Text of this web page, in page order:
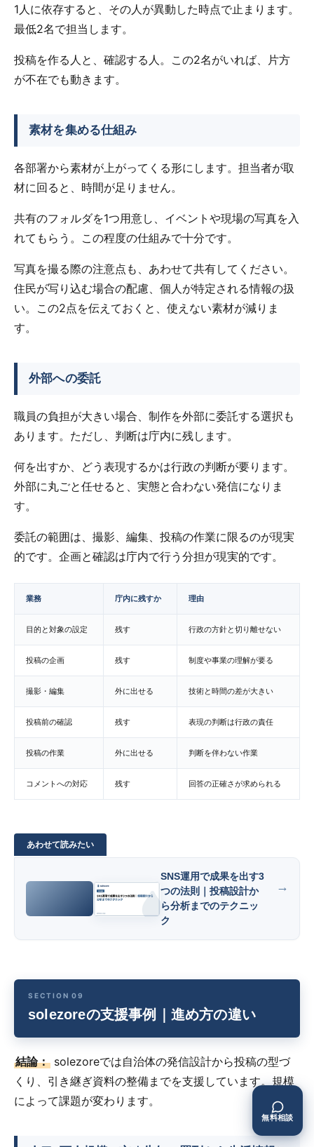
1人に依存すると、その人が異動した時点で止まります。
最低2名で担当します。
投稿を作る人と、確認する人。この2名がいれば、片方
が不在でも動きます。
素材を集める仕組み
各部署から素材が上がってくる形にします。担当者が取
材に回ると、時間が足りません。
共有のフォルダを1つ用意し、イベントや現場の写真を入
れてもらう。この程度の仕組みで十分です。
写真を撮る際の注意点も、あわせて共有してください。
住民が写り込む場合の配慮、個人が特定される情報の扱
い。この2点を伝えておくと、使えない素材が減りま
す。
外部への委託
職員の負担が大きい場合、制作を外部に委託する選択も
あります。ただし、判断は庁内に残します。
何を出すか、どう表現するかは行政の判断が要ります。
外部に丸ごと任せると、実態と合わない発信になりま
す。
委託の範囲は、撮影、編集、投稿の作業に限るのが現実
的です。企画と確認は庁内で行う分担が現実的です。
業務 庁内に残すか 理由
目的と対象の設定 残す 行政の方針と切り離せない
投稿の企画 残す 制度や事業の理解が要る
撮影・編集 外に出せる 技術と時間の差が大きい
投稿前の確認 残す 表現の判断は行政の責任
投稿の作業 外に出せる 判断を伴わない作業
コメントへの対応 残す 回答の正確さが求められる
SNS運用で成果を出す3
つの法則｜投稿設計か
ら分析までのテクニッ
ク
solezoreの支援事例｜進め方の違い
結論： solezoreでは自治体の発信設計から投稿の型づ
くり、引き継ぎ資料の整備までを支援しています。規模
によって課題が変わります。
無料相談